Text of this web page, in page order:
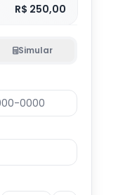
R$ 250,00
Simular